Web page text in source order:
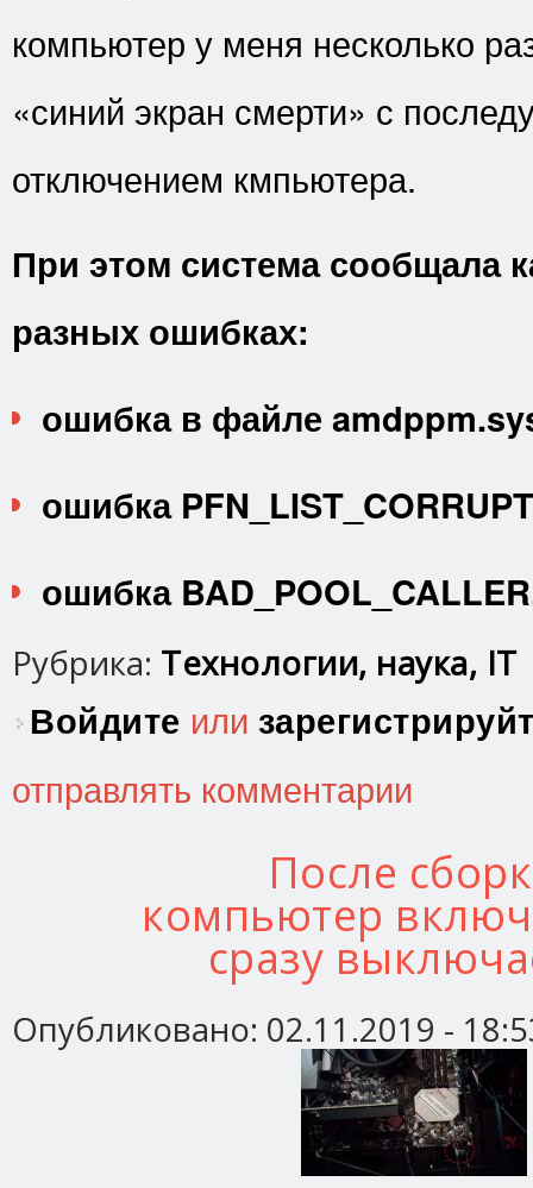
компьютер у меня несколько
«синий экран смерти» с
отключением кмпьютера.
При этом система сообщала
разных ошибках:
ошибка в файле
ошибка
ошибка
Рубрика: Технологии, наука, IT
Войдите или
отправлять комментарии
После
компьютер
сразу
Опубликовано: 02.11.2019 -